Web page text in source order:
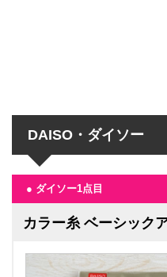
DAISO・ダイソー
● ダイソー1点目
カラー糸 ベーシック